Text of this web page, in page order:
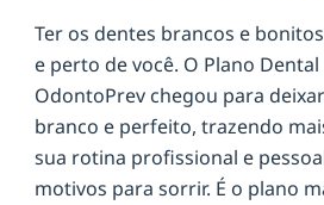
Ter os dentes brancos e
e perto de você. O Plano Dental
OdontoPrev chegou para
branco e perfeito, trazendo
sua rotina profissional e
motivos para sorrir. É o plano